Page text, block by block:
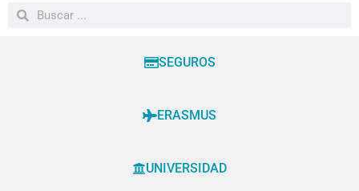
SEGUROS
ERASMUS
UNIVERSIDAD